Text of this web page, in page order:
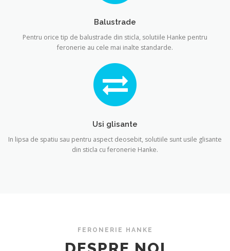
Balustrade
Pentru orice tip de balustrade din sticla, solutiile Hanke pentru
feronerie au cele mai inalte standarde.
Usi glisante
In lipsa de spatiu sau pentru aspect deosebit, solutiile sunt usile glisante
din sticla cu feronerie Hanke.
FERONERIE HANKE